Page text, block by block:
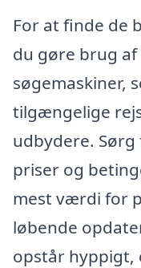
For at finde de
du gøre brug af
søgemaskiner,
tilgængelige
udbydere.
priser og
mest værdi for
løbende
opstår